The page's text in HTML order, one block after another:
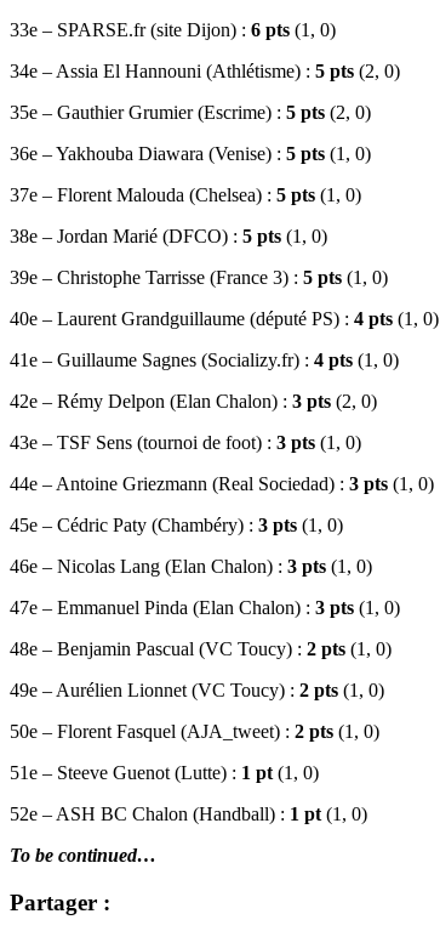
33e – SPARSE.fr (site Dijon) : 6 pts (1, 0)
34e – Assia El Hannouni (Athlétisme) : 5 pts (2, 0)
35e – Gauthier Grumier (Escrime) : 5 pts (2, 0)
36e – Yakhouba Diawara (Venise) : 5 pts (1, 0)
37e – Florent Malouda (Chelsea) : 5 pts (1, 0)
38e – Jordan Marié (DFCO) : 5 pts (1, 0)
39e – Christophe Tarrisse (France 3) : 5 pts (1, 0)
40e – Laurent Grandguillaume (député PS) : 4 pts (1, 0)
41e – Guillaume Sagnes (Socializy.fr) : 4 pts (1, 0)
42e – Rémy Delpon (Elan Chalon) : 3 pts (2, 0)
43e – TSF Sens (tournoi de foot) : 3 pts (1, 0)
44e – Antoine Griezmann (Real Sociedad) : 3 pts (1, 0)
45e – Cédric Paty (Chambéry) : 3 pts (1, 0)
46e – Nicolas Lang (Elan Chalon) : 3 pts (1, 0)
47e – Emmanuel Pinda (Elan Chalon) : 3 pts (1, 0)
48e – Benjamin Pascual (VC Toucy) : 2 pts (1, 0)
49e – Aurélien Lionnet (VC Toucy) : 2 pts (1, 0)
50e – Florent Fasquel (AJA_tweet) : 2 pts (1, 0)
51e – Steeve Guenot (Lutte) : 1 pt (1, 0)
52e – ASH BC Chalon (Handball) : 1 pt (1, 0)
To be continued…
Partager :